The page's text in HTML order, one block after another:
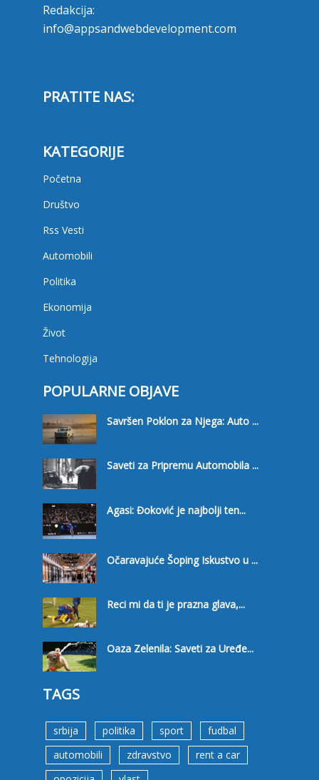
Redakcija:
info@appsandwebdevelopment.com
PRATITE NAS:
KATEGORIJE
Početna
Društvo
Rss Vesti
Automobili
Politika
Ekonomija
Život
Tehnologija
POPULARNE OBJAVE
Savršen Poklon za Njega: Auto ...
Saveti za Pripremu Automobila ...
Agasi: Đoković je najbolji ten...
Očaravajuće Šoping Iskustvo u ...
Reci mi da ti je prazna glava,...
Oaza Zelenila: Saveti za Uređe...
TAGS
srbija politika sport
fudbal
automobili
zdravstvo
rent a car